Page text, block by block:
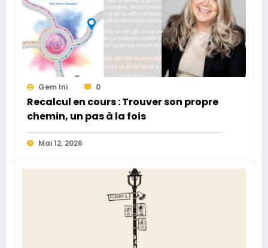
Gem Ini 0
Recalcul en cours : Trouver son propre
chemin, un pas à la fois
Mai 12, 2026